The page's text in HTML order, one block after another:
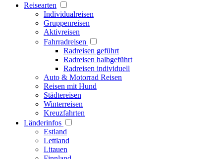
Reisearten
Individualreisen
Gruppenreisen
Aktivreisen
Fahrradreisen
Radreisen geführt
Radreisen halbgeführt
Radreisen individuell
Auto & Motorrad Reisen
Reisen mit Hund
Städtereisen
Winterreisen
Kreuzfahrten
Länderinfos
Estland
Lettland
Litauen